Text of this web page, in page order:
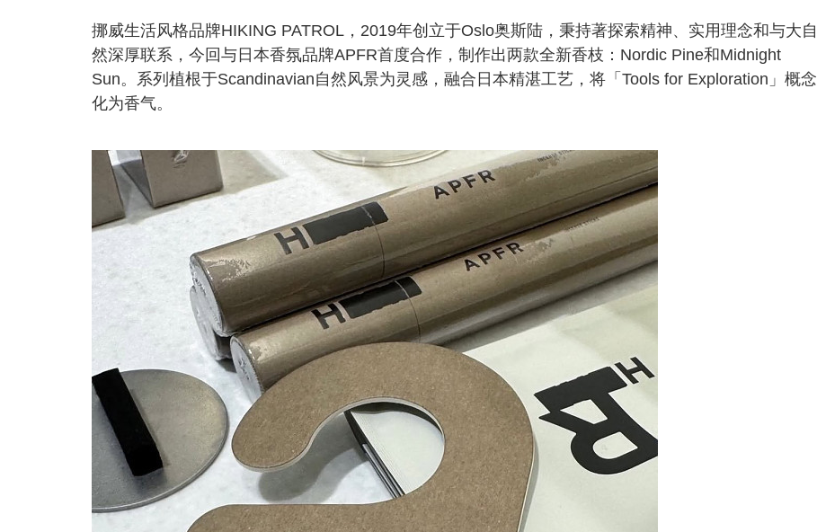
挪威生活风格品牌HIKING PATROL，2019年创立于Oslo奥斯陆，秉持著探索精神、实用理念和与大自
然深厚联系，今回与日本香氛品牌APFR首度合作，制作出两款全新香枝：Nordic Pine和Midnight
Sun。系列植根于Scandinavian自然风景为灵感，融合日本精湛工艺，将「Tools for Exploration」概念
化为香气。